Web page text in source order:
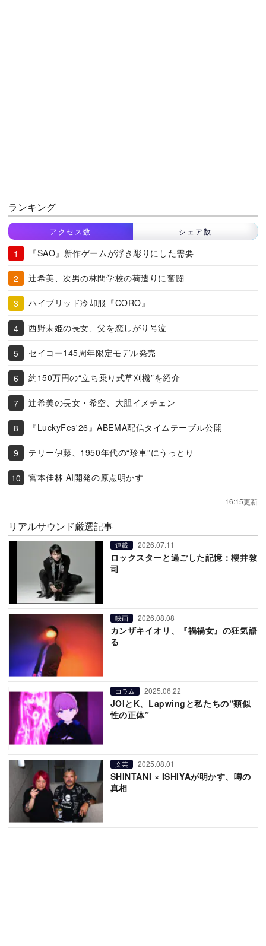
ランキング
アクセス数 シェア数
『SAO』新作ゲームが浮き彫りにした需要
辻希美、次男の林間学校の荷造りに奮闘
ハイブリッド冷却服『CORO』
西野未姫の長女、父を恋しがり号泣
セイコー145周年限定モデル発売
約150万円の“立ち乗り式草刈機”を紹介
辻希美の長女・希空、大胆イメチェン
『LuckyFes'26』ABEMA配信タイムテーブル公開
テリー伊藤、1950年代の“珍車”にうっとり
宮本佳林 AI開発の原点明かす
16:15更新
リアルサウンド厳選記事
連載 2026.07.11
ロックスターと過ごした記憶：櫻井敦
司
映画 2026.08.08
カンザキイオリ、『禍禍女』の狂気語
る
コラム 2025.06.22
JOIとK、Lapwingと私たちの“類似
性の正体”
文芸 2025.08.01
SHINTANI × ISHIYAが明かす、噂の
真相